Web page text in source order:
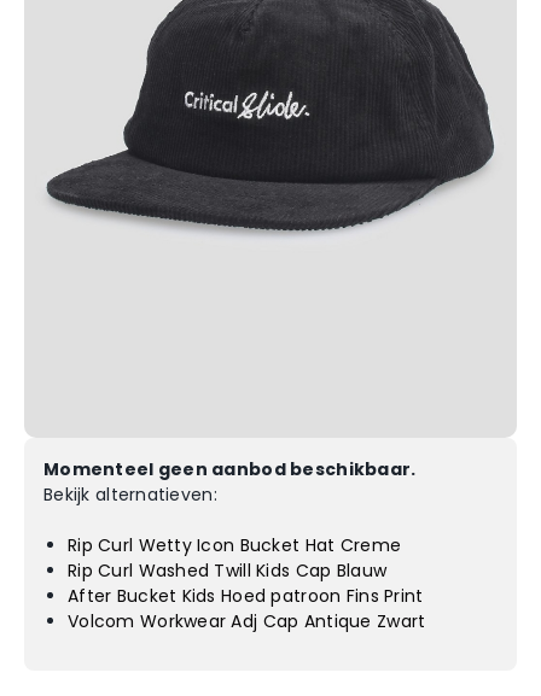
Momenteel geen aanbod beschikbaar.
Bekijk alternatieven:
Rip Curl Wetty Icon Bucket Hat Creme
Rip Curl Washed Twill Kids Cap Blauw
After Bucket Kids Hoed patroon Fins Print
Volcom Workwear Adj Cap Antique Zwart